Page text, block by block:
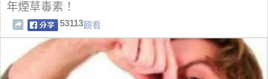
年煙草毒素！
53113觀看